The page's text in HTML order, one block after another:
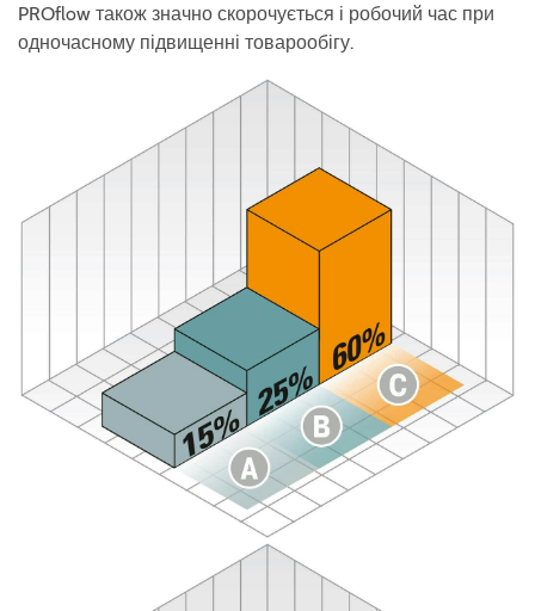
PROflow також значно скорочується і робочий час при
одночасному підвищенні товарообігу.